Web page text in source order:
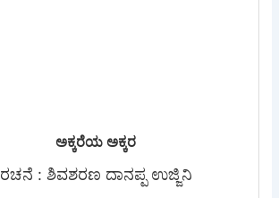
ಅಕ್ಕರೆಯ ಅಕ್ಕರ
ರಚನೆ : ಶಿವಶರಣ ದಾನಪ್ಪ ಉಜ್ಜಿನಿ